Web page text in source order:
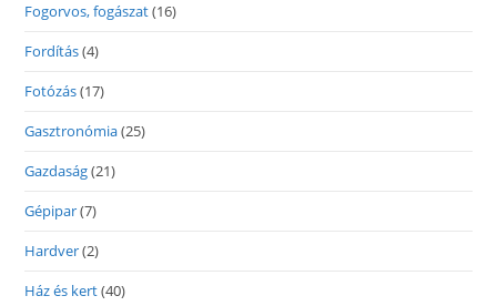
Fogorvos, fogászat(16)
Fordítás(4)
Fotózás(17)
Gasztronómia(25)
Gazdaság(21)
Gépipar(7)
Hardver(2)
Ház és kert(40)